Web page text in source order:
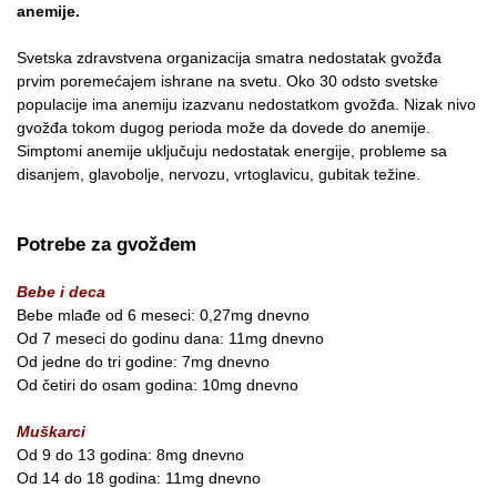
anemije.
Svetska zdravstvena organizacija smatra nedostatak gvožđa
prvim poremećajem ishrane na svetu. Oko 30 odsto svetske
populacije ima anemiju izazvanu nedostatkom gvožđa. Nizak nivo
gvožđa tokom dugog perioda može da dovede do anemije.
Simptomi anemije uključuju nedostatak energije, probleme sa
disanjem, glavobolje, nervozu, vrtoglavicu, gubitak težine.
Potrebe za gvožđem
Bebe i deca
Bebe mlađe od 6 meseci: 0,27mg dnevno
Od 7 meseci do godinu dana: 11mg dnevno
Od jedne do tri godine: 7mg dnevno
Od četiri do osam godina: 10mg dnevno
Muškarci
Od 9 do 13 godina: 8mg dnevno
Od 14 do 18 godina: 11mg dnevno